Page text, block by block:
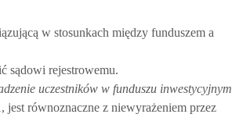
w stosunkach między funduszem a
sądowi rejestrowemu.
uczestników w funduszu inwestycyjnym
równoznaczne z niewyrażeniem przez